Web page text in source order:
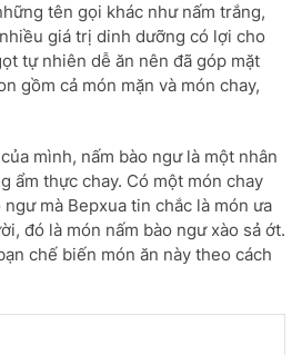
tên gọi khác như nấm trắng,
giá trị dinh dưỡng có lợi cho
tự nhiên dễ ăn nên đã góp mặt
gồm cả món mặn và món chay,
mình, nấm bào ngư là một nhân
ẩm thực chay. Có một món chay
mà Bepxua tin chắc là món ưa
đó là món nấm bào ngư xào sả ớt.
chế biến món ăn này theo cách